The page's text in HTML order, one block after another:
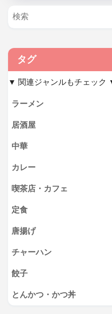
タグ
▼ 関連ジャンルもチェック
ラーメン
居酒屋
中華
カレー
喫茶店・カフェ
定食
唐揚げ
チャーハン
餃子
とんかつ・かつ丼